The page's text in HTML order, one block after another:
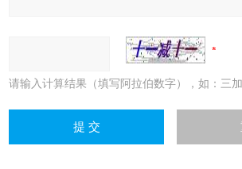
请输入计算结果（填写阿拉伯数字），如：三